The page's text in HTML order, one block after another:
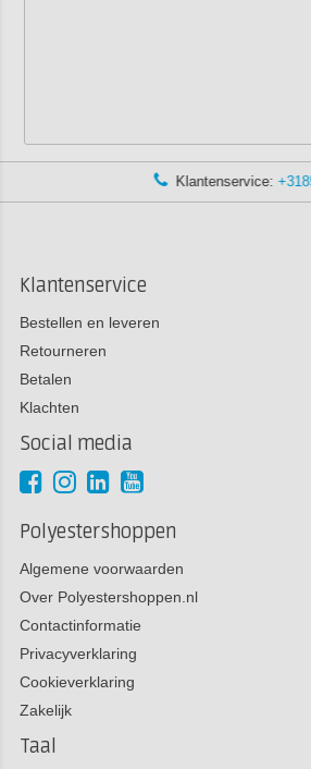
Klantenservice:+3185
Klantenservice
Bestellen en leveren
Retourneren
Betalen
Klachten
Social media
Polyestershoppen
Algemene voorwaarden
Over Polyestershoppen.nl
Contactinformatie
Privacyverklaring
Cookieverklaring
Zakelijk
Taal